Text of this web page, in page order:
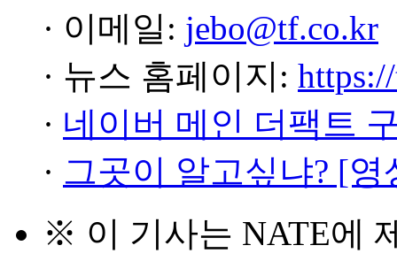
· 이메일: jebo@tf.co.kr
· 뉴스 홈페이지:
· 네이버 메인 더팩트
· 그곳이 알고싶냐? [
※ 이 기사는 NATE에